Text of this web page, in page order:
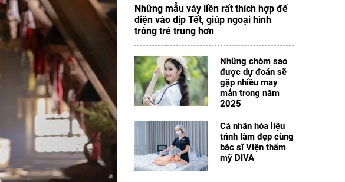
Những mẫu váy liền rất thích hợp để
diện vào dịp Tết, giúp ngoại hình
trông trẻ trung hơn
Những chòm sao
được dự đoán sẽ
gặp nhiều may
mắn trong năm
2025
Cá nhân hóa liệu
trình làm đẹp cùng
bác sĩ Viện thẩm
mỹ DIVA